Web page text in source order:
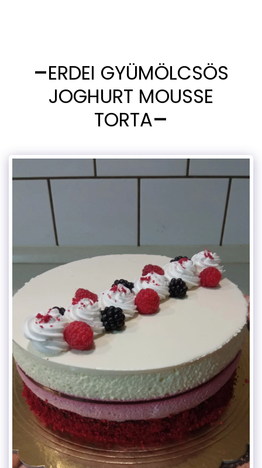
ERDEI GYÜMÖLCSÖS
JOGHURT MOUSSE
TORTA